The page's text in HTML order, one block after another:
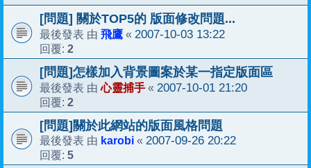
[問題] 關於TOP5的 版面修改問題...
最後發表 由 飛鷹 « 2007-10-03 13:22
回覆: 2
[問題]怎樣加入背景圖案於某一指定版面區
最後發表 由心靈捕手 « 2007-10-01 21:20
回覆: 2
[問題]關於此網站的版面風格問題
最後發表 由 karobi « 2007-09-26 20:22
回覆: 5